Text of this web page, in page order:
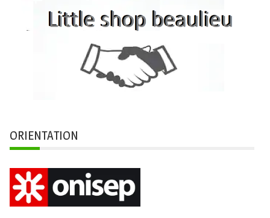
ORIENTATION